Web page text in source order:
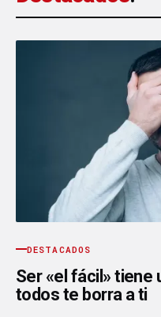
DESTACADOS
Ser «el fácil» tiene
todos te borra a ti